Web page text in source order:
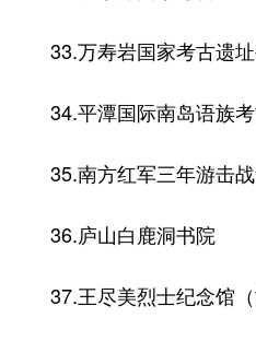
33.万寿岩国家考古遗址
34.平潭国际南岛语族考
35.南方红军三年游击战
36.庐山白鹿洞书院
37.王尽美烈士纪念馆（